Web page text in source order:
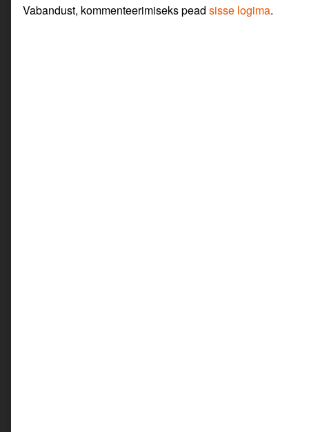
Vabandust, kommenteerimiseks pead sisse logima.